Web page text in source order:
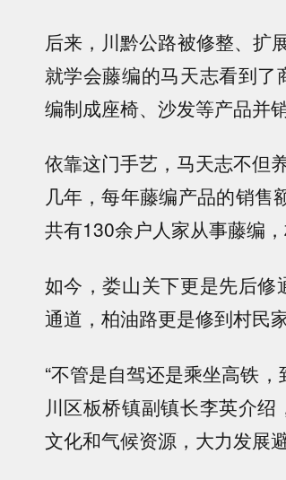
后来，川黔公路被修整、扩
就学会藤编的马天志看到
编制成座椅、沙发等产品并
依靠这门手艺，马天志不但
几年，每年藤编产品的销售
共有130余户人家从事藤编，
如今，娄山关下更是先后
通道，柏油路更是修到村民家
“不管是自驾还是乘坐高铁
川区板桥镇副镇长李英介
文化和气候资源，大力发展